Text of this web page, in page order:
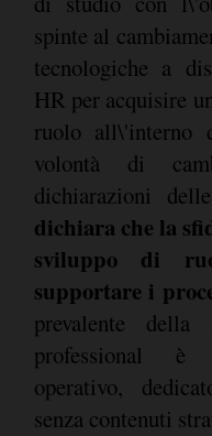
spinte al
tecnologiche a
HR per acquisire
ruolo all\'interno
volontà di
dichiarazioni
dichiara che la
sviluppo di
supportare i
prevalente
professional è
operativo,
senza contenuti